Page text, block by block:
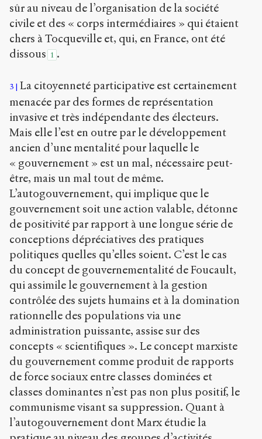
sûr au niveau de l’organisation de la société
civile et des « corps intermédiaires » qui étaient
chers à Tocqueville et, qui, en France, ont été
dissous 1 .
3
La citoyenneté participative est certainement
menacée par des formes de représentation
invasive et très indépendante des électeurs.
Mais elle l’est en outre par le développement
ancien d’une mentalité pour laquelle le
« gouvernement » est un mal, nécessaire peut-
être, mais un mal tout de même.
L’autogouvernement, qui implique que le
gouvernement soit une action valable, détonne
de positivité par rapport à une longue série de
conceptions dépréciatives des pratiques
politiques quelles qu’elles soient. C’est le cas
du concept de gouvernementalité de Foucault,
qui assimile le gouvernement à la gestion
contrôlée des sujets humains et à la domination
rationnelle des populations via une
administration puissante, assise sur des
concepts « scientifiques ». Le concept marxiste
du gouvernement comme produit de rapports
de force sociaux entre classes dominées et
classes dominantes n’est pas non plus positif, le
communisme visant sa suppression. Quant à
l’autogouvernement dont Marx étudie la